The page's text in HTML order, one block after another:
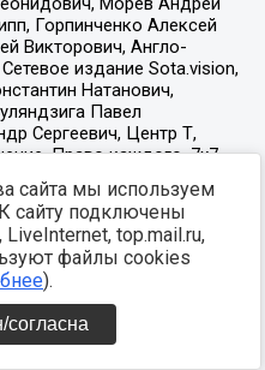
сайта мы используем
сайту подключены
top.mail.ru,
файлы cookies
).
согласна